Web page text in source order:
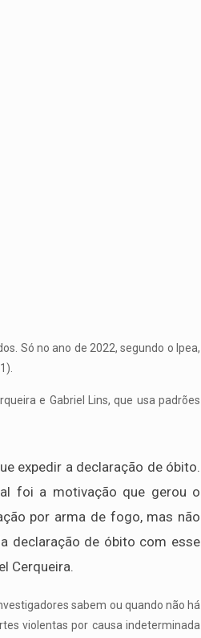
Só no ano de 2022, segundo o Ipea,
e Gabriel Lins, que usa padrões
expedir a declaração de óbito.
foi a motivação que gerou o
por arma de fogo, mas não
declaração de óbito com esse
Cerqueira.
sabem ou quando não há
violentas por causa indeterminada